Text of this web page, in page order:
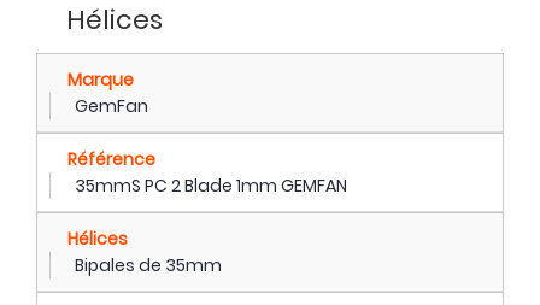
Hélices
Marque
GemFan
Référence
35mmS PC 2 Blade 1mm GEMFAN
Hélices
Bipales de 35mm